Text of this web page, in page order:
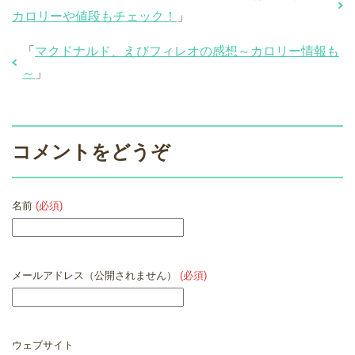
カロリーや値段もチェック！
」
「 マクドナルド、えびフィレオの感想～カロリー情報も
～ 」
コメントをどうぞ
名前 (必須)
メールアドレス（公開されません） (必須)
ウェブサイト